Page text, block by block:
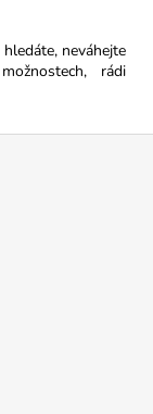
neváhejte
rádi